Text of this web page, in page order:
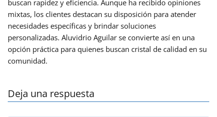
buscan rapidez y eficiencia. Aunque ha recibido opiniones
mixtas, los clientes destacan su disposición para atender
necesidades específicas y brindar soluciones
personalizadas. Aluvidrio Aguilar se convierte así en una
opción práctica para quienes buscan cristal de calidad en su
comunidad.
Deja una respuesta